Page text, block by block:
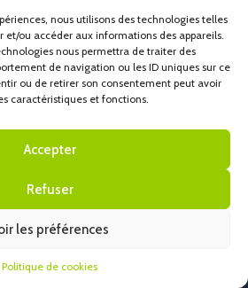
nous utilisons des technologies telles
et/ou accéder aux informations des appareils.
nous permettra de traiter des
de navigation ou les ID uniques sur ce
ou de retirer son consentement peut avoir
caractéristiques et fonctions.
Accepter
Refuser
les préférences
Politique de cookies
DE COOKIES (UE)